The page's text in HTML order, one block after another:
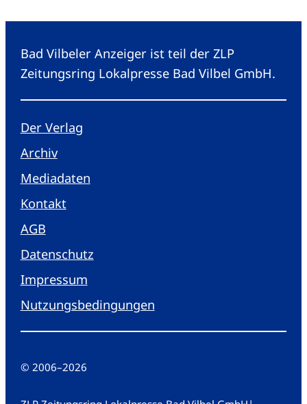
Bad Vilbeler Anzeiger ist teil der ZLP
Zeitungsring Lokalpresse Bad Vilbel GmbH.
Der Verlag
Archiv
Mediadaten
Kontakt
AGB
Datenschutz
Impressum
Nutzungsbedingungen
© 2006–2026